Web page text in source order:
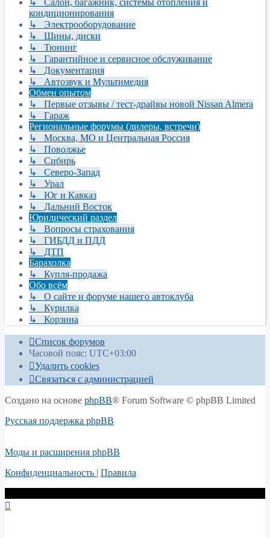
↳ Салон, багажник, системы отопления и
кондиционирования
↳ Электрооборудование
↳ Шины, диски
↳ Тюнинг
↳ Гарантийное и сервисное обслуживание
↳ Документация
↳ Автозвук и Мультимедия
Обмен опытом
↳ Первые отзывы / тест-драйвы новой Nissan Almera
↳ Гараж
Региональные форумы (дилеры, встречи)
↳ Москва, МО и Центральная Россия
↳ Поволжье
↳ Сибирь
↳ Северо-Запад
↳ Урал
↳ Юг и Кавказ
↳ Дальний Восток
Юридический раздел
↳ Вопросы страхования
↳ ГИБДД и ПДД
↳ ДТП
Барахолка
↳ Купля-продажа
Обо всём
↳ О сайте и форуме нашего автоклуба
↳ Курилка
↳ Корзина
Список форумов
Часовой пояс: UTC+03:00
Удалить cookies
Связаться с администрацией
Создано на основе phpBB® Forum Software © phpBB Limited
Русская поддержка phpBB
Моды и расширения phpBB
Конфиденциальность | Правила